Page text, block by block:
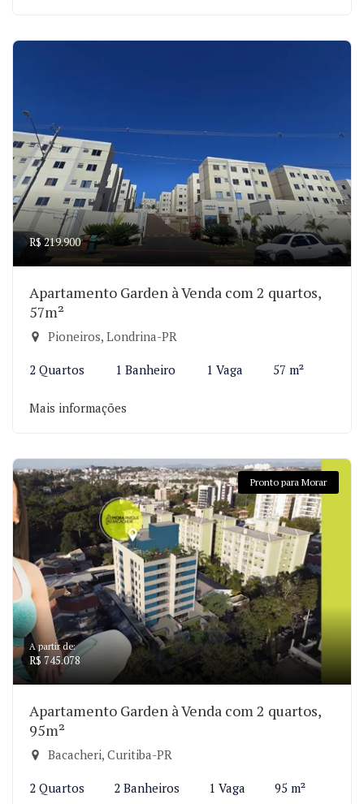
R$ 219.900
Apartamento Garden à Venda com 2 quartos,
57m²
Pioneiros, Londrina-PR
2 Quartos 1 Banheiro 1 Vaga 57 m²
Mais informações
Pronto para Morar
A partir de:
R$ 745.078
Apartamento Garden à Venda com 2 quartos,
95m²
Bacacheri, Curitiba-PR
2 Quartos 2 Banheiros 1 Vaga 95 m²